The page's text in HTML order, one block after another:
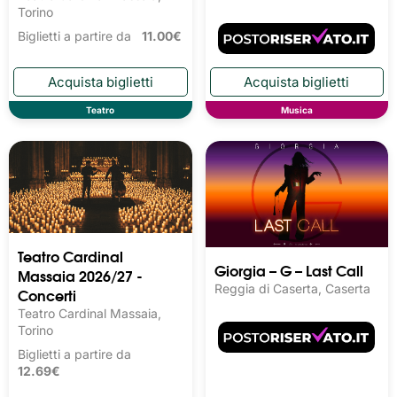
Torino
Biglietti a partire da 11.00€
Teatro Musica
Teatro Cardinal
Massaia 2026/27 -
Concerti
Teatro Cardinal Massaia,
Torino
Biglietti a partire da
12.69€
Giorgia – G – Last Call
Reggia di Caserta, Caserta